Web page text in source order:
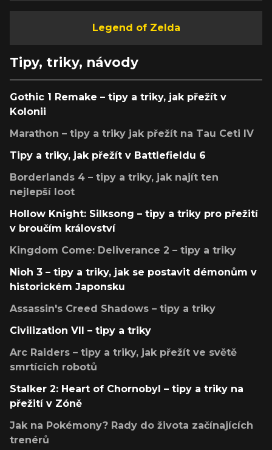
Legend of Zelda
Tipy, triky, návody
Gothic 1 Remake – tipy a triky, jak přežít v
Kolonii
Marathon – tipy a triky jak přežít na Tau Ceti IV
Tipy a triky, jak přežít v Battlefieldu 6
Borderlands 4 – tipy a triky, jak najít ten
nejlepší loot
Hollow Knight: Silksong – tipy a triky pro přežití
v broučím království
Kingdom Come: Deliverance 2 – tipy a triky
Nioh 3 – tipy a triky, jak se postavit démonům v
historickém Japonsku
Assassin's Creed Shadows – tipy a triky
Civilization VII – tipy a triky
Arc Raiders – tipy a triky, jak přežít ve světě
smrtících robotů
Stalker 2: Heart of Chornobyl – tipy a triky na
přežití v Zóně
Jak na Pokémony? Rady do života začínajících
trenérů